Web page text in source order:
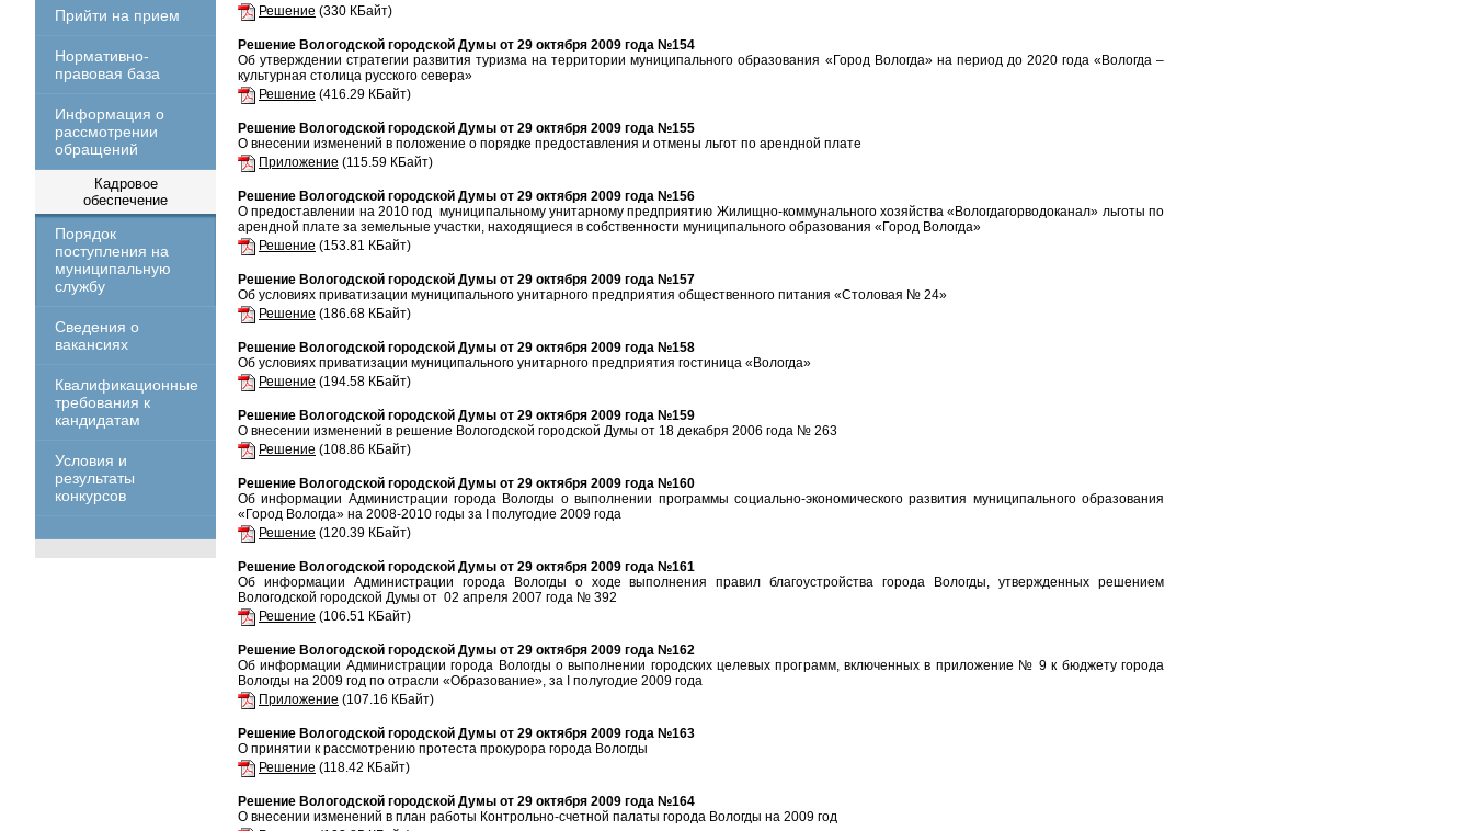
Прийти на прием
Нормативно-
правовая база
Информация о
рассмотрении
обращений
Кадровое
обеспечение
Порядок
поступления на
муниципальную
службу
Сведения о
вакансиях
Квалификационные
требования к
кандидатам
Условия и
результаты
конкурсов
Решение (330 КБайт)
Решение Вологодской городской Думы от 29 октября 2009 года №154
Об утверждении стратегии развития туризма на территории муниципального образования «Город Вологда» на период до 2020 года «Вологда –
культурная столица русского севера»
Решение (416.29 КБайт)
Решение Вологодской городской Думы от 29 октября 2009 года №155
О внесении изменений в положение о порядке предоставления и отмены льгот по арендной плате
Приложение (115.59 КБайт)
Решение Вологодской городской Думы от 29 октября 2009 года №156
О предоставлении на 2010 год муниципальному унитарному предприятию Жилищно-коммунального хозяйства «Вологдагорводоканал» льготы по
арендной плате за земельные участки, находящиеся в собственности муниципального образования «Город Вологда»
Решение (153.81 КБайт)
Решение Вологодской городской Думы от 29 октября 2009 года №157
Об условиях приватизации муниципального унитарного предприятия общественного питания «Столовая № 24»
Решение (186.68 КБайт)
Решение Вологодской городской Думы от 29 октября 2009 года №158
Об условиях приватизации муниципального унитарного предприятия гостиница «Вологда»
Решение (194.58 КБайт)
Решение Вологодской городской Думы от 29 октября 2009 года №159
О внесении изменений в решение Вологодской городской Думы от 18 декабря 2006 года № 263
Решение (108.86 КБайт)
Решение Вологодской городской Думы от 29 октября 2009 года №160
Об информации Администрации города Вологды о выполнении программы социально-экономического развития муниципального образования
«Город Вологда» на 2008-2010 годы за I полугодие 2009 года
Решение (120.39 КБайт)
Решение Вологодской городской Думы от 29 октября 2009 года №161
Об информации Администрации города Вологды о ходе выполнения правил благоустройства города Вологды, утвержденных решением
Вологодской городской Думы от 02 апреля 2007 года № 392
Решение (106.51 КБайт)
Решение Вологодской городской Думы от 29 октября 2009 года №162
Об информации Администрации города Вологды о выполнении городских целевых программ, включенных в приложение № 9 к бюджету города
Вологды на 2009 год по отрасли «Образование», за I полугодие 2009 года
Приложение (107.16 КБайт)
Решение Вологодской городской Думы от 29 октября 2009 года №163
О принятии к рассмотрению протеста прокурора города Вологды
Решение (118.42 КБайт)
Решение Вологодской городской Думы от 29 октября 2009 года №164
О внесении изменений в план работы Контрольно-счетной палаты города Вологды на 2009 год